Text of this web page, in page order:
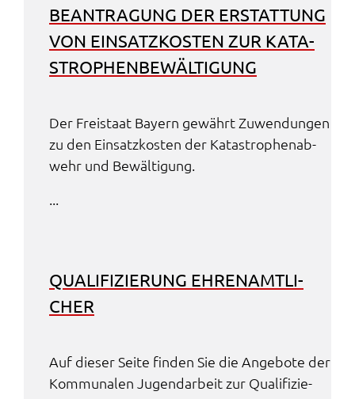
BEAN­TRA­GUNG DER ERSTAT­TUNG
VON EINSATZ­KOS­TEN ZUR KATA­
STRO­PHEN­BE­WÄL­TI­GUNG
Der Frei­staat Bayern gewährt Zuwen­dun­gen
zu den Einsatz­kos­ten der Kata­stro­phen­ab­
wehr und Bewäl­ti­gung.
...
QUALI­FI­ZIE­RUNG EHREN­AMT­LI­
CHER
Auf dieser Seite finden Sie die Ange­bo­te der
Kommu­na­len Jugend­ar­beit zur Quali­fi­zie­